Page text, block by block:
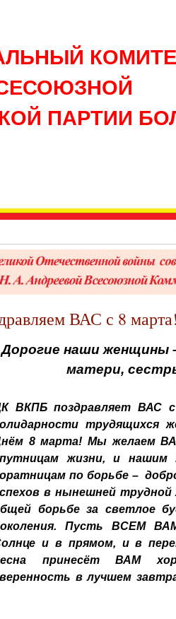
ПАРТИИ
6
ВАС с 8 марта!
Дорогие наши женщины
матери,
ВКПБ поздравляет ВАС
трудящихся
8 марта! Мы желаем
жизни, и
по борьбе –
в нынешней трудной
борьбе за светлое
Пусть ВСЕМ
и в прямом, и в
принесёт ВАМ
в лучшем